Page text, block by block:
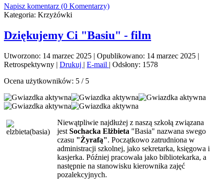
Napisz komentarz (0 Komentarzy)
Kategoria: Krzyżówki
Dziękujemy Ci "Basiu" - film
Utworzono: 14 marzec 2025 | Opublikowano: 14 marzec 2025 |
Retrospektywny | Drukuj | E-mail | Odsłony: 1578
Ocena użytkowników: 5 / 5
Niewątpliwie najdłużej z naszą szkołą związana
jest Sochacka Elżbieta "Basia" nazwana swego
czasu "Żyrafą". Początkowo zatrudniona w
administracji szkolnej, jako sekretarka, księgowa i
kasjerka. Później pracowała jako bibliotekarka, a
następnie na stanowisku kierownika zajęć
pozalekcyjnych.